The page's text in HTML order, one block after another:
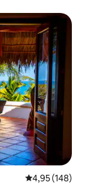
Средна
4,95 (148)